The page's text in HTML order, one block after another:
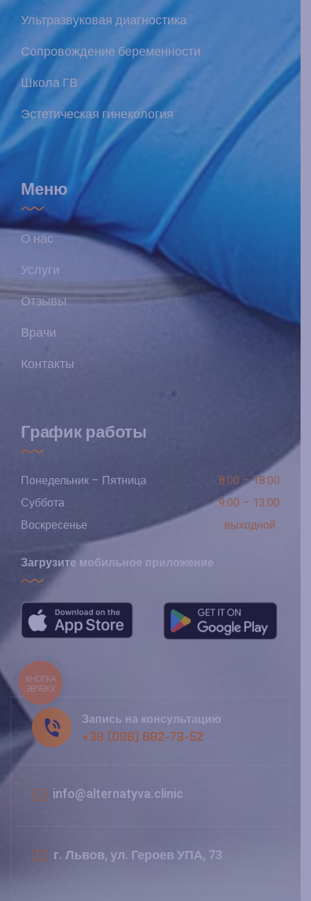
Ультразвуковая диагностика
Сопровождение беременности
Школа ГВ
Эстетическая гинекология
Меню
О нас
Услуги
Отзывы
Врачи
Контакты
График работы
Понедельник – Пятница
8:00 – 18:00
Суббота
9:00 – 13:00
Воскресенье
выходной
Загрузите мобильное приложение
Запись на консультацию
+38 (096) 682-73-52
info@alternatyva.clinic
г. Львов, ул. Героев УПА, 73
КНОПКА
ЗВ'ЯЗКУ